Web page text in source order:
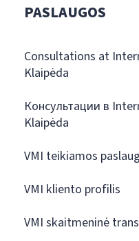
PASLAUGOS
Consultations at
Klaipėda
Консультации в
Klaipėda
VMI teikiamos
VMI kliento profilis
VMI skaitmeninė